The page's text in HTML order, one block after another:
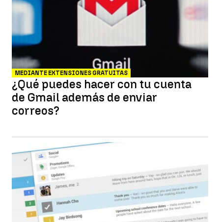
MEDIANTE EXTENSIONES GRATUITAS
¿Qué puedes hacer con tu cuenta
de Gmail además de enviar
correos?